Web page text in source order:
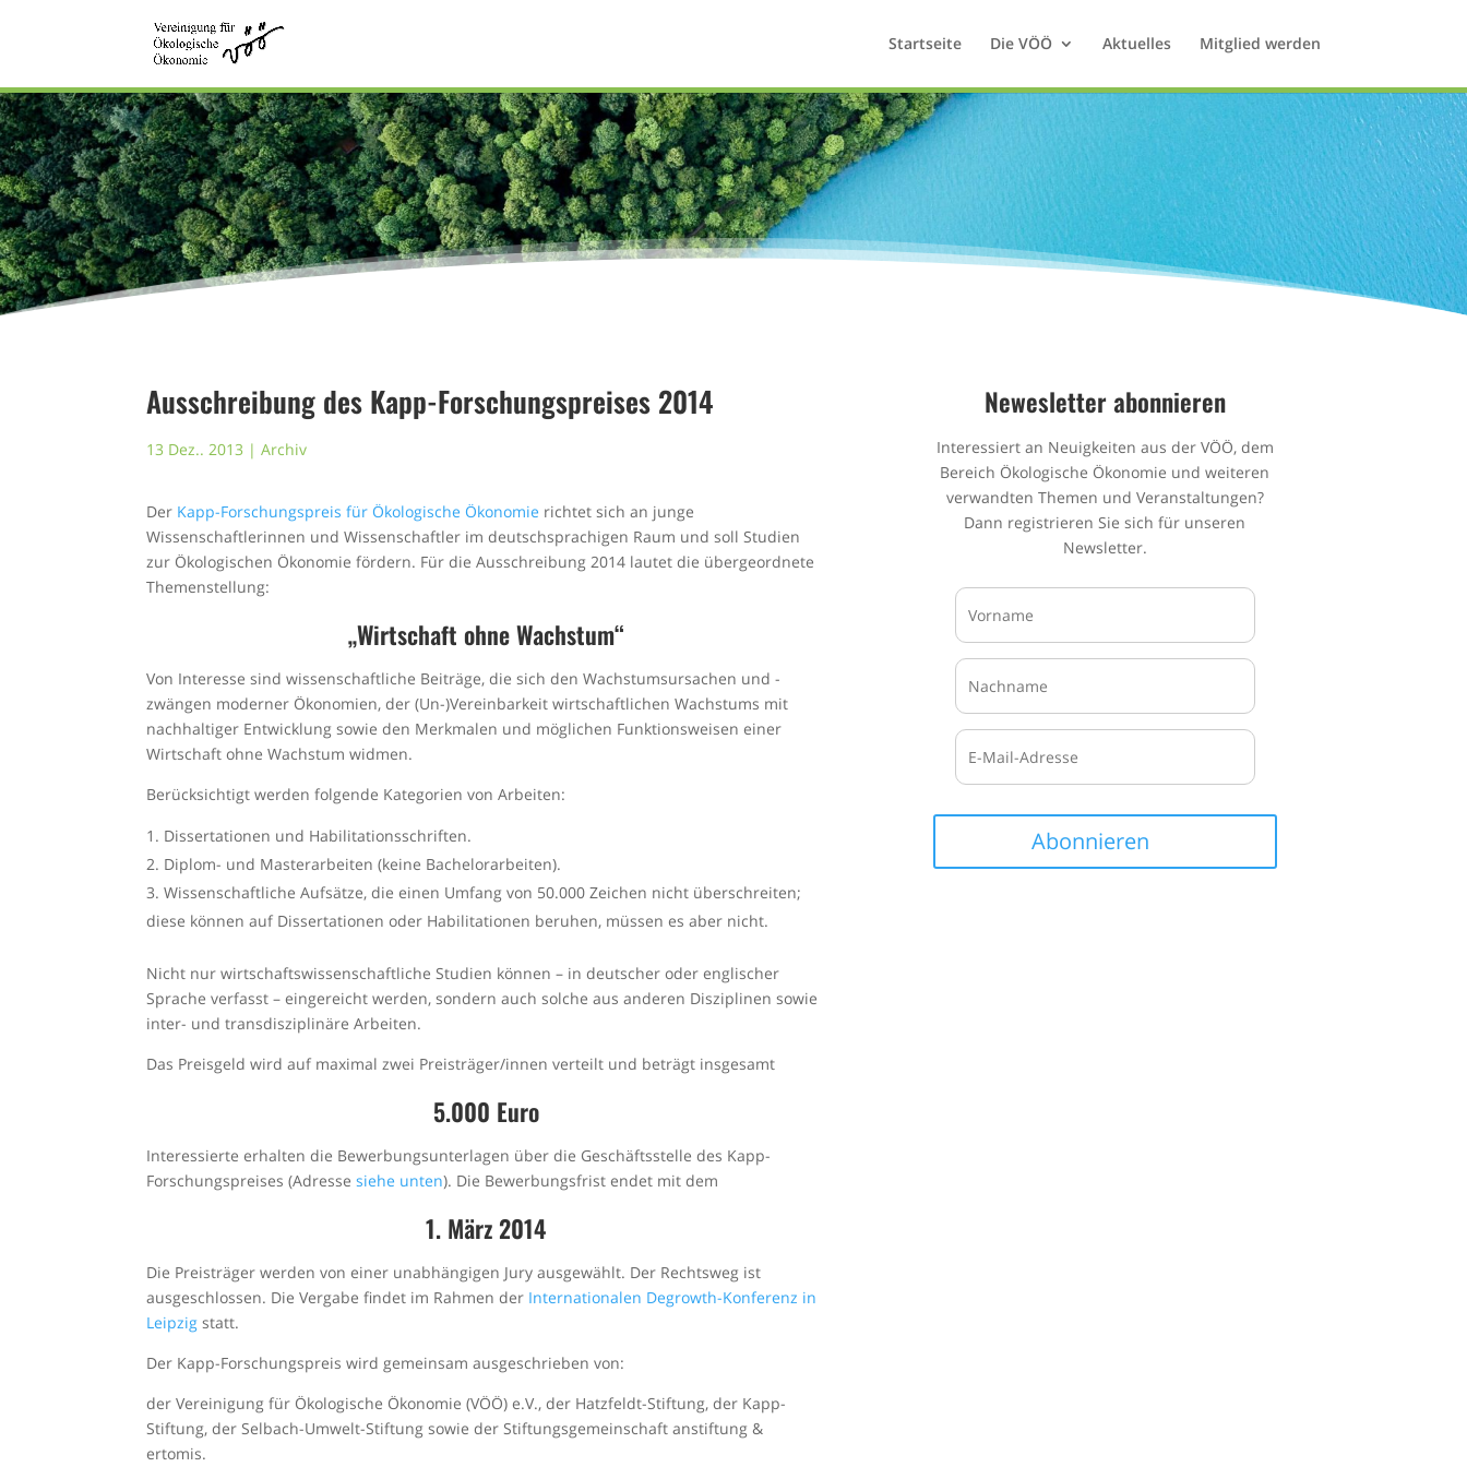
Startseite Die VÖÖ Aktuelles Mitglied werden
Ausschreibung des Kapp-Forschungspreises 2014
13 Dez.. 2013 |Archiv
Der Kapp-Forschungspreis für Ökologische Ökonomie richtet sich an junge
Wissenschaftlerinnen und Wissenschaftler im deutschsprachigen Raum und soll Studien
zur Ökologischen Ökonomie fördern. Für die Ausschreibung 2014 lautet die übergeordnete
Themenstellung:
„Wirtschaft ohne Wachstum“
Von Interesse sind wissenschaftliche Beiträge, die sich den Wachstumsursachen und -
zwängen moderner Ökonomien, der (Un-)Vereinbarkeit wirtschaftlichen Wachstums mit
nachhaltiger Entwicklung sowie den Merkmalen und möglichen Funktionsweisen einer
Wirtschaft ohne Wachstum widmen.
Berücksichtigt werden folgende Kategorien von Arbeiten:
Dissertationen und Habilitationsschriften.
Diplom- und Masterarbeiten (keine Bachelorarbeiten).
Wissenschaftliche Aufsätze, die einen Umfang von 50.000 Zeichen nicht überschreiten;
diese können auf Dissertationen oder Habilitationen beruhen, müssen es aber nicht.
Nicht nur wirtschaftswissenschaftliche Studien können – in deutscher oder englischer
Sprache verfasst – eingereicht werden, sondern auch solche aus anderen Disziplinen sowie
inter- und transdisziplinäre Arbeiten.
Das Preisgeld wird auf maximal zwei Preisträger/innen verteilt und beträgt insgesamt
5.000 Euro
Interessierte erhalten die Bewerbungsunter­lagen über die Geschäftsstelle des Kapp-
Forschungspreises (Adressesiehe unten). Die Bewerbungsfrist endet mit dem
1. März 2014
Die Preisträger werden von einer unabhängigen Jury ausgewählt. Der Rechtsweg ist
ausgeschlossen. Die Vergabe findet im Rahmen der Internationalen Degrowth-Konferenz in
Leipzig statt.
Der Kapp-Forschungspreis wird gemeinsam ausgeschrieben von:
der Vereinigung für Ökologische Ökonomie (VÖÖ) e.V., der Hatzfeldt-Stiftung, der Kapp-
Stiftung, der Selbach-Umwelt-Stiftung sowie der Stiftungsgemeinschaft anstiftung &
ertomis.
Newesletter abonnieren
Interessiert an Neuigkeiten aus der VÖÖ, dem
Bereich Ökologische Ökonomie und weiteren
verwandten Themen und Veranstaltungen?
Dann registrieren Sie sich für unseren
Newsletter.
Abonnieren